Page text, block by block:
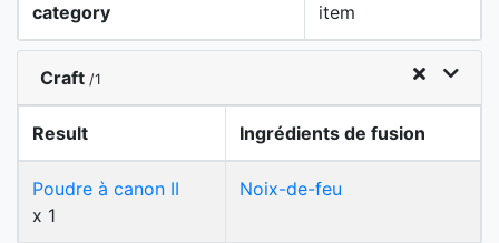
category item
Craft /1
Result Ingrédients de fusion
Poudre à canon II
x 1
Noix-de-feu